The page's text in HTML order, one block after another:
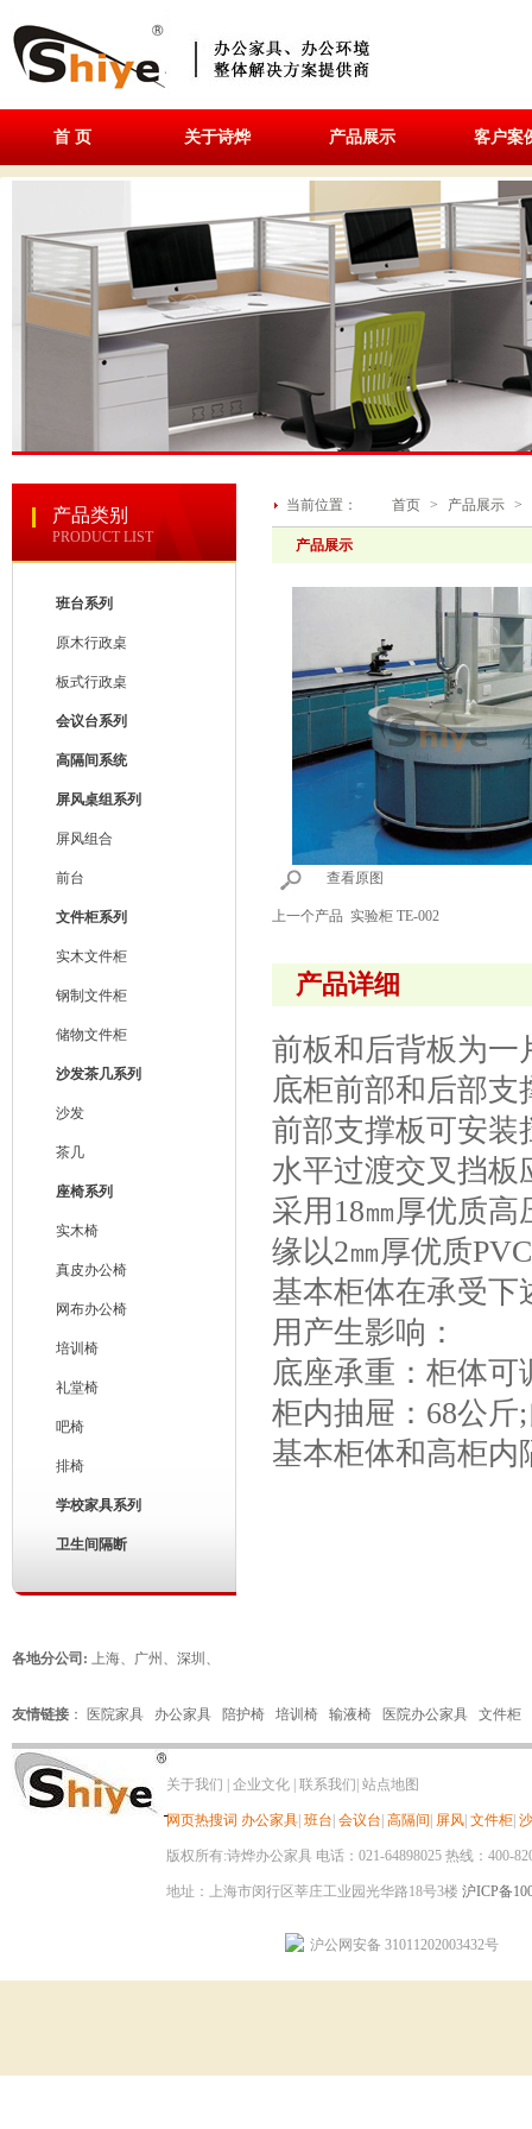
首 页 关于诗烨 产品展示 客户案
产品类别
PRODUCT LIST
班台系列
原木行政桌
板式行政桌
会议台系列
高隔间系统
屏风桌组系列
屏风组合
前台
文件柜系列
实木文件柜
钢制文件柜
储物文件柜
沙发茶几系列
沙发
茶几
座椅系列
实木椅
真皮办公椅
网布办公椅
培训椅
礼堂椅
吧椅
排椅
学校家具系列
卫生间隔断
当前位置： 首页 > 产品展示 >
产品展示
查看原图
上一个产品 实验柜 TE-002
产品详细
前板和后背板为一
底柜前部和后部
前部支撑板可安装
水平过渡交叉挡板
采用18㎜厚优质
缘以2㎜厚优质
基本柜体在承受下
用产生影响：
底座承重：柜体可
柜内抽屉：68公
基本柜体和高柜内
各地分公司: 上海、 广州 、 深圳 、
友情链接 ： 医院家具 办公家具 陪护椅 培训椅 输液椅 医院办公家具 文件柜
关于我们 企业文化 联系我们 站点地图
网页热搜词 办公家具 班台 会议台 高隔间 屏风 文件柜
版权所有:诗烨办公家具 电话：021-64898025 热线：400-
地址：上海市闵行区莘庄工业园光华路18号3楼 沪ICP备
沪公网安备 31011202003432号